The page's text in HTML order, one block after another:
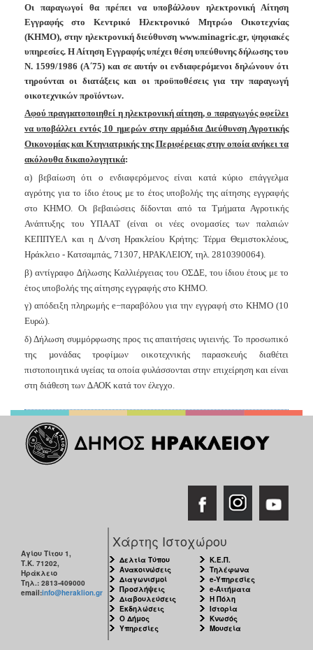
Οι παραγωγοί θα πρέπει να υποβάλλουν ηλεκτρονική Αίτηση
Εγγραφής στο Κεντρικό Ηλεκτρονικό Μητρώο Οικοτεχνίας
(ΚΗΜΟ), στην ηλεκτρονική διεύθυνση www.minagric.gr, ψηφιακές
υπηρεσίες. Η Αίτηση Εγγραφής υπέχει θέση υπεύθυνης δήλωσης του
Ν. 1599/1986 (Α΄75) και σε αυτήν οι ενδιαφερόμενοι δηλώνουν ότι
τηρούνται οι διατάξειςκαι οι προϋποθέσεις για την παραγωγή
οικοτεχνικών προϊόντων.
Αφού πραγματοποιηθεί η ηλεκτρονική αίτηση, ο παραγωγός οφείλει
να υποβάλλει εντός 10 ημερών στην αρμόδια Διεύθυνση Αγροτικής
Οικονομίας και Κτηνιατρικής της Περιφέρειας στην οποία ανήκει τα
ακόλουθα δικαιολογητικά:
α) βεβαίωση ότι ο ενδιαφερόμενος είναι κατά κύριο επάγγελμα
αγρότης για το ίδιο έτους με το έτος υποβολής της αίτησης εγγραφής
στο ΚΗΜΟ. Οι βεβαιώσεις δίδονται από τα Τµήµατα Αγροτικής
Ανάπτυξης του ΥΠΑΑΤ (είναι οι νέες ονομασίες των παλαιών
ΚΕΠΠΥΕΛ και η Δ/νση Ηρακλείου Κρήτης: Τέρμα Θεμιστοκλέους,
Ηράκλειο - Κατσαμπάς, 71307, ΗΡΑΚΛΕΙΟΥ, τηλ. 2810390064).
β) αντίγραφο ∆ήλωσης Καλλιέργειας του ΟΣ∆Ε, του ίδιου έτους με το
έτος υποβολής της αίτησης εγγραφής στο ΚΗΜΟ.
γ) απόδειξη πληρωμής e−παραβόλου για την εγγραφή στο ΚΗΜΟ (10
Ευρώ).
δ) Δήλωση συμμόρφωσης προς τις απαιτήσεις υγιεινής. Το προσωπικό
της µονάδας τροφίµων οικοτεχνικής παρασκευής διαθέτει
πιστοποιητικά υγείας τα οποία φυλάσσονται στην επιχείρηση και είναι
στη διάθεση των ∆ΑΟΚ κατά τον έλεγχο.
Αγίου Τίτου 1,
Τ.Κ. 71202,
Ηράκλειο
Τηλ.: 2813-409000
email:info@heraklion.gr
Χάρτης Ιστοχώρου
Δελτία Τύπου
Ανακοινώσεις
Διαγωνισμοί
Προσλήψεις
Διαβουλεύσεις
Εκδηλώσεις
Ο Δήμος
Υπηρεσίες
Κ.Ε.Π.
Τηλέφωνα
e-Υπηρεσίες
e-Αιτήματα
Η Πόλη
Ιστορία
Κνωσός
Μουσεία